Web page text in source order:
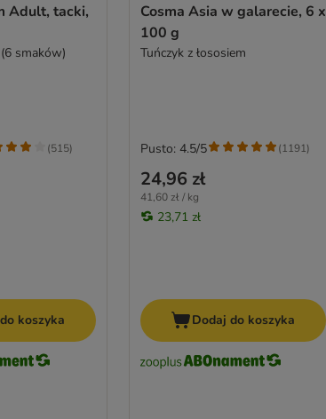
Adult, tacki,
smaków)
(515)
koszyka
Cosma Asia w galarecie, 6 x
100 g
Tuńczyk z łososiem
24,96 zł
41,60 zł / kg
23,71 zł
Pusto: 4.5/5 (1191)
Dodaj do koszyka